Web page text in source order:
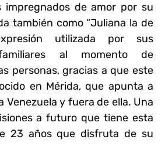
impregnados de amor por su
también como “Juliana la de
utilizada por sus
al momento de
personas, gracias a que este
en Mérida, que apunta a
Venezuela y fuera de ella. Una
a futuro que tiene esta
23 años que disfruta de su